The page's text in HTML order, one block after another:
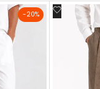
-20%
Aggiungi